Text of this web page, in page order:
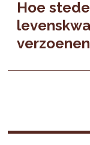
Hoe